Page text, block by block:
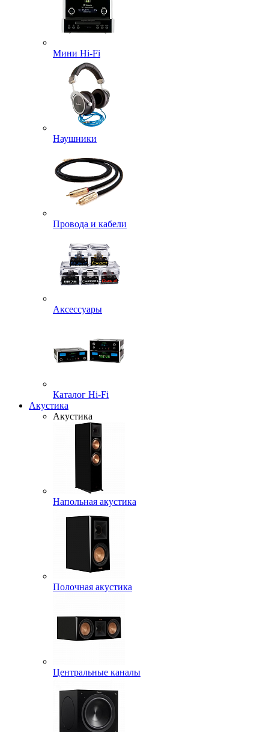
Мини Hi-Fi
Наушники
Провода и кабели
Аксессуары
Каталог Hi-Fi
Акустика
Акустика
Напольная акустика
Полочная акустика
Центральные каналы